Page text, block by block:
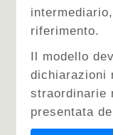
riferimento.
Il modello
dichiarazioni
straordinarie
presentata